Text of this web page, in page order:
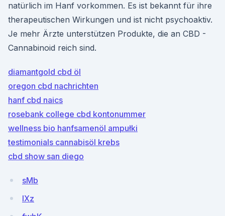
natürlich im Hanf vorkommen. Es ist bekannt für ihre
therapeutischen Wirkungen und ist nicht psychoaktiv.
Je mehr Ärzte unterstützen Produkte, die an CBD -
Cannabinoid reich sind.
diamantgold cbd öl
oregon cbd nachrichten
hanf cbd naics
rosebank college cbd kontonummer
wellness bio hanfsamenöl ampułki
testimonials cannabisöl krebs
cbd show san diego
sMb
IXz